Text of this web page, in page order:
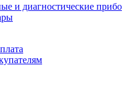
и диагностические